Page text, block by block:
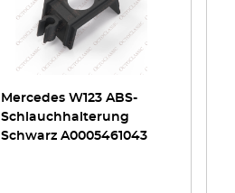
Mercedes W123 ABS-
Schlauchhalterung
Schwarz A0005461043